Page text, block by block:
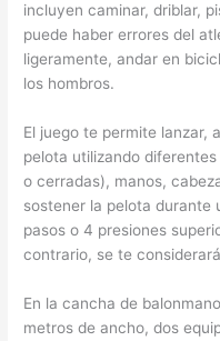
incluyen caminar, driblar,
puede haber errores del
ligeramente, andar en
los hombros.
El juego te permite lanzar,
pelota utilizando
o cerradas), manos,
sostener la pelota durante
pasos o 4 presiones
contrario, se te
En la cancha de
metros de ancho, dos